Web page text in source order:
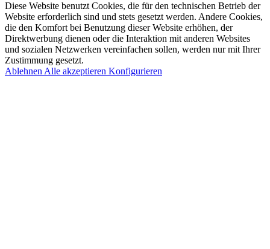
Diese Website benutzt Cookies, die für den technischen Betrieb der
Website erforderlich sind und stets gesetzt werden. Andere Cookies,
die den Komfort bei Benutzung dieser Website erhöhen, der
Direktwerbung dienen oder die Interaktion mit anderen Websites
und sozialen Netzwerken vereinfachen sollen, werden nur mit Ihrer
Zustimmung gesetzt.
AblehnenAlle akzeptieren Konfigurieren